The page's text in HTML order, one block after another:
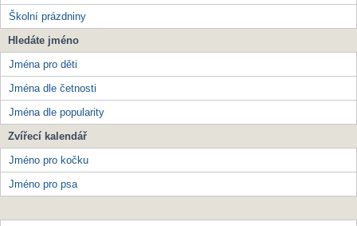
Školní prázdniny
Hledáte jméno
Jména pro děti
Jména dle četnosti
Jména dle popularity
Zvířecí kalendář
Jméno pro kočku
Jméno pro psa